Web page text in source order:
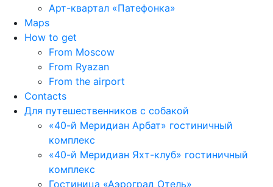
Арт-квартал «Патефонка»
Maps
How to get
From Moscow
From Ryazan
From the airport
Contacts
Для путешественников с собакой
«40-й Меридиан Арбат» гостиничный
комплекс
«40-й Меридиан Яхт-клуб» гостиничный
комплекс
Гостиница «Аэроград Отель»